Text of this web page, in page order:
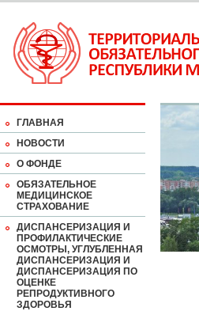
ГЛАВНАЯ
НОВОСТИ
О ФОНДЕ
ОБЯЗАТЕЛЬНОЕ
МЕДИЦИНСКОЕ
СТРАХОВАНИЕ
ДИСПАНСЕРИЗАЦИЯ И
ПРОФИЛАКТИЧЕСКИЕ
ОСМОТРЫ, УГЛУБЛЕННАЯ
ДИСПАНСЕРИЗАЦИЯ И
ДИСПАНСЕРИЗАЦИЯ ПО
ОЦЕНКЕ
РЕПРОДУКТИВНОГО
ЗДОРОВЬЯ